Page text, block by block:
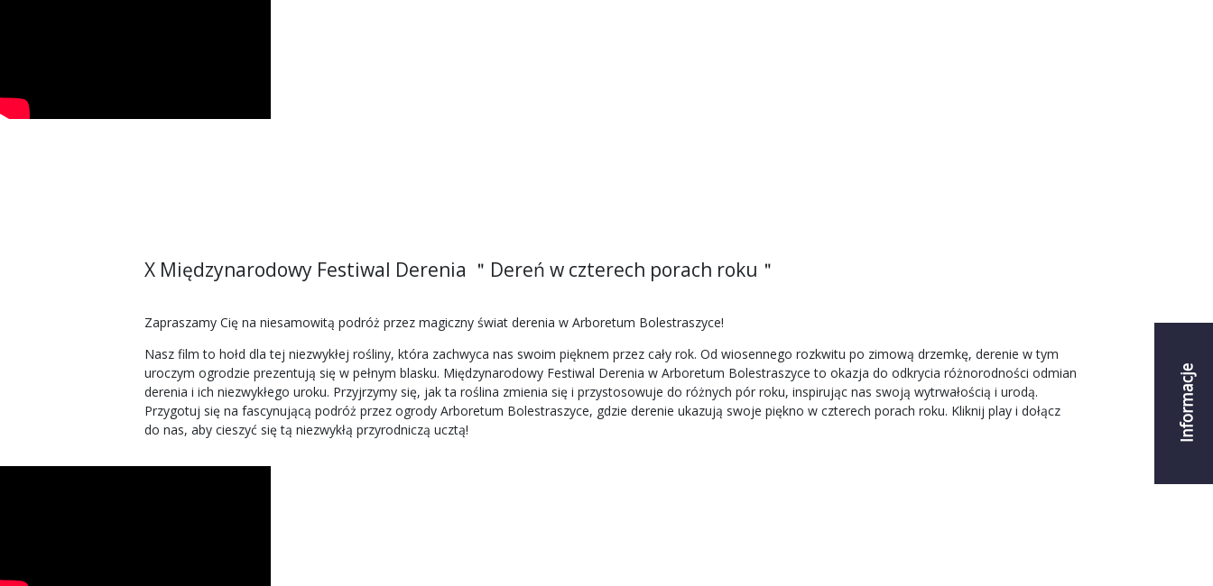
Informacje
X Międzynarodowy Festiwal Derenia ＂Dereń w czterech porach roku＂
Zapraszamy Cię na niesamowitą podróż przez magiczny świat derenia w Arboretum Bolestraszyce!
Nasz film to hołd dla tej niezwykłej rośliny, która zachwyca nas swoim pięknem przez cały rok. Od wiosennego rozkwitu po zimową drzemkę, derenie w tym
uroczym ogrodzie prezentują się w pełnym blasku. Międzynarodowy Festiwal Derenia w Arboretum Bolestraszyce to okazja do odkrycia różnorodności odmian
derenia i ich niezwykłego uroku. Przyjrzymy się, jak ta roślina zmienia się i przystosowuje do różnych pór roku, inspirując nas swoją wytrwałością i urodą.
Przygotuj się na fascynującą podróż przez ogrody Arboretum Bolestraszyce, gdzie derenie ukazują swoje piękno w czterech porach roku. Kliknij play i dołącz
do nas, aby cieszyć się tą niezwykłą przyrodniczą ucztą!